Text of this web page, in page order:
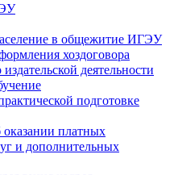
в общежитие ИГЭУ
хоздоговора
деятельности
подготовке
оказании платных
и дополнительных